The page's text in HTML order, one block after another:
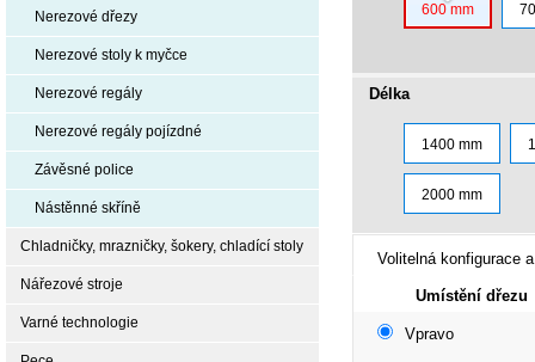
600 mm
Délka
1400 mm
2000 mm
Volitelná konfigurace
Umístění dřezu
Vpravo
Nerezové dřezy
Nerezové stoly k myčce
Nerezové regály
Nerezové regály pojízdné
Závěsné police
Nástěnné skříně
Chladničky, mrazničky, šokery, chladící stoly
Nářezové stroje
Varné technologie